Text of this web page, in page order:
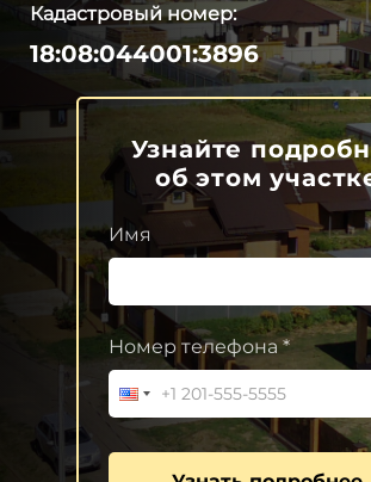
Кадастровый номер:
18:08:044001:3896
Узнайте
об этом
Имя
Номер телефона *